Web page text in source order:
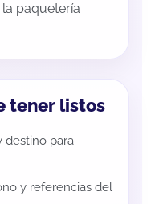
paquetería
tener listos
destino para
y referencias del